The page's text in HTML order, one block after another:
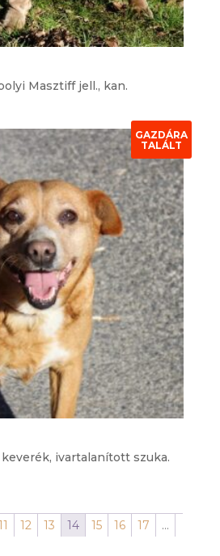
Masztiff jell., kan.
GAZDÁRA
TALÁLT
ivartalanított szuka.
12 13 14 15 16 17
…